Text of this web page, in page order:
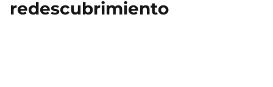
redescubrimiento